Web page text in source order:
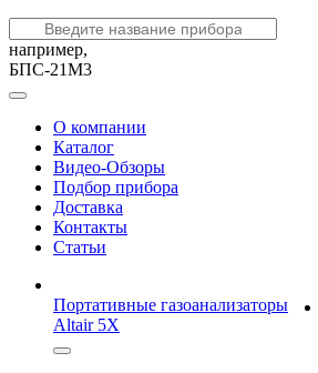
например,
БПС-21М3
О компании
Каталог
Видео-Обзоры
Подбор прибора
Доставка
Контакты
Статьи
Портативные газоанализаторы
Altair 5X